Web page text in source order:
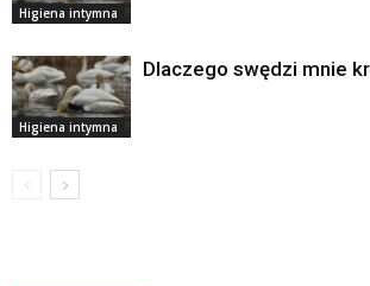
Higiena intymna
Higiena intymna
Dlaczego swędzi mnie